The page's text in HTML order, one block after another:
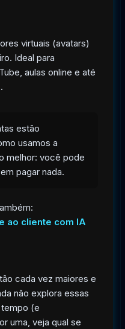
virtuais (avatars)
Ideal para
aulas online e até
estão
usamos a
melhor: você pode
pagar nada.
ao cliente com IA
cada vez maiores e
não explora essas
(e
uma, veja qual se